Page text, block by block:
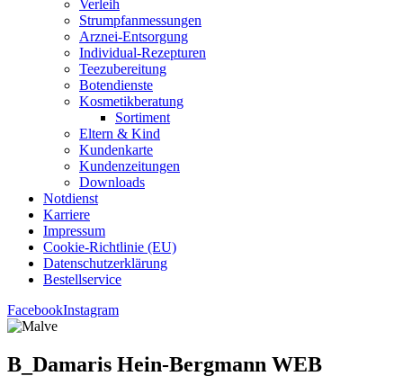
Ver­leih
Strumpfan­mes­sun­gen
Arz­n­ei-Ent­­sor­­gung
Indi­­vi­­du­al-Rezep­­tu­­ren
Tee­zu­be­rei­tung
Boten­diens­te
Kos­me­tik­be­ra­tung
Sor­ti­ment
Eltern & Kind
Kun­den­kar­te
Kun­den­zei­tun­gen
Down­loads
Not­dienst
Kar­rie­re
Impres­sum
Coo­kie-Rich­t­­li­­nie (EU)
Datenschutz­erklärung
Bestell­ser­vice
FacebookInstagram
B_Damaris Hein-Bergmann WEB